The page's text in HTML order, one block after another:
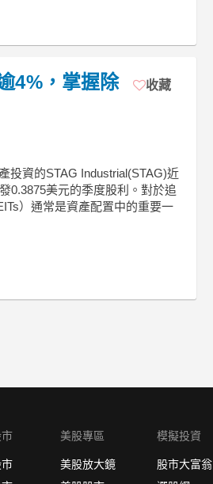
4%，掌握除
收藏
投資的STAG Industrial(STAG)近
0.3875美元的季度股利。對於追
）通常是資產配置中的重要一
美股專區
美股放大鏡
模擬投資
股市大富翁